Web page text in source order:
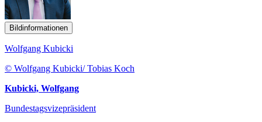
Bildinformationen
Wolfgang Kubicki
© Wolfgang Kubicki/ Tobias Koch
Kubicki, Wolfgang
Bundestagsvizepräsident